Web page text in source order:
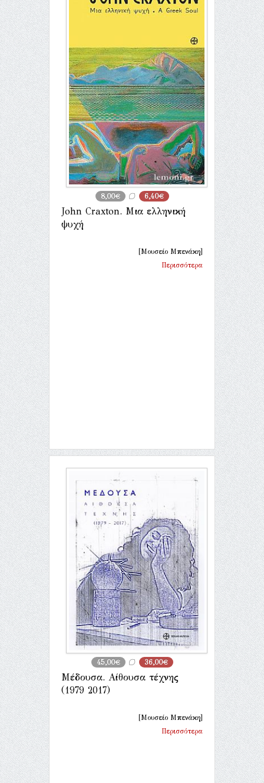
8,00€ 6,40€
John Craxton. Μια ελληνική
ψυχή
[Μουσείο Μπενάκη]
Περισσότερα
45,00€ 36,00€
Μέδουσα. Αίθουσα τέχνης
(1979 2017)
[Μουσείο Μπενάκη]
Περισσότερα